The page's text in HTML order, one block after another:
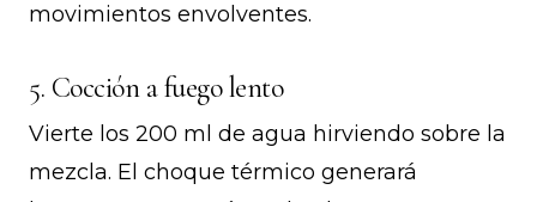
movimientos envolventes.
5. Cocción a fuego lento
Vierte los 200 ml de agua hirviendo sobre la
mezcla. El choque térmico generará